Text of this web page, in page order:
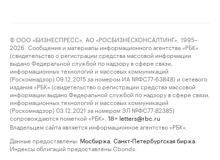
© ООО «БИЗНЕСПРЕСС», АО «РОСБИЗНЕСКОНСАЛТИНГ», 1995–
2026. Сообщения и материалы информационного агентства «РБК»
(свидетельство о регистрации средства массовой информации
выдано Федеральной службой по надзору в сфере связи,
информационных технологий и массовых коммуникаций
(Роскомнадзор) 09.12.2015 за номером ИА №ФС77-63848) и сетевого
издания «РБК» (свидетельство о регистрации средства массовой
информации выдано Федеральной службой по надзору в сфере связи,
информационных технологий и массовых коммуникаций
(Роскомнадзор) 03.12.2021 за номером ЭЛ №ФС77-82385)
сопровождаются пометкой «РБК».
18+ letters@rbc.ru
Владельцем сайта является информационное агентство «РБК».
Данные предоставлены: Мосбиржа Санкт-Петербургская биржа
Индексы облигаций предоставлены Cbonds.